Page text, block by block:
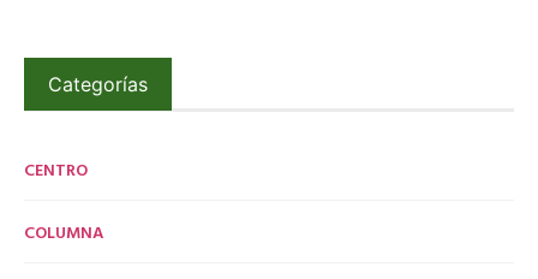
Categorías
CENTRO
COLUMNA